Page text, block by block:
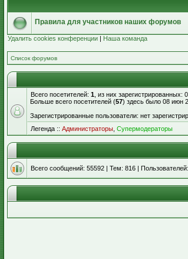
Правила для участников наших форумов
Удалить cookies конференции | Наша команда
Список форумов
Всего посетителей: 1 , из них
Больше всего посетителей (57) здесь было 08 июн
Зарегистрированные пользователи: нет
Легенда :: Администраторы Супермодераторы
Всего сообщений: 55592 | Тем: 816 | Пользователей: